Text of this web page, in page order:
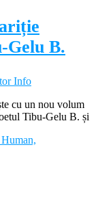
Gelu B.
Info
cu un nou volum
Tibu-Gelu B. și